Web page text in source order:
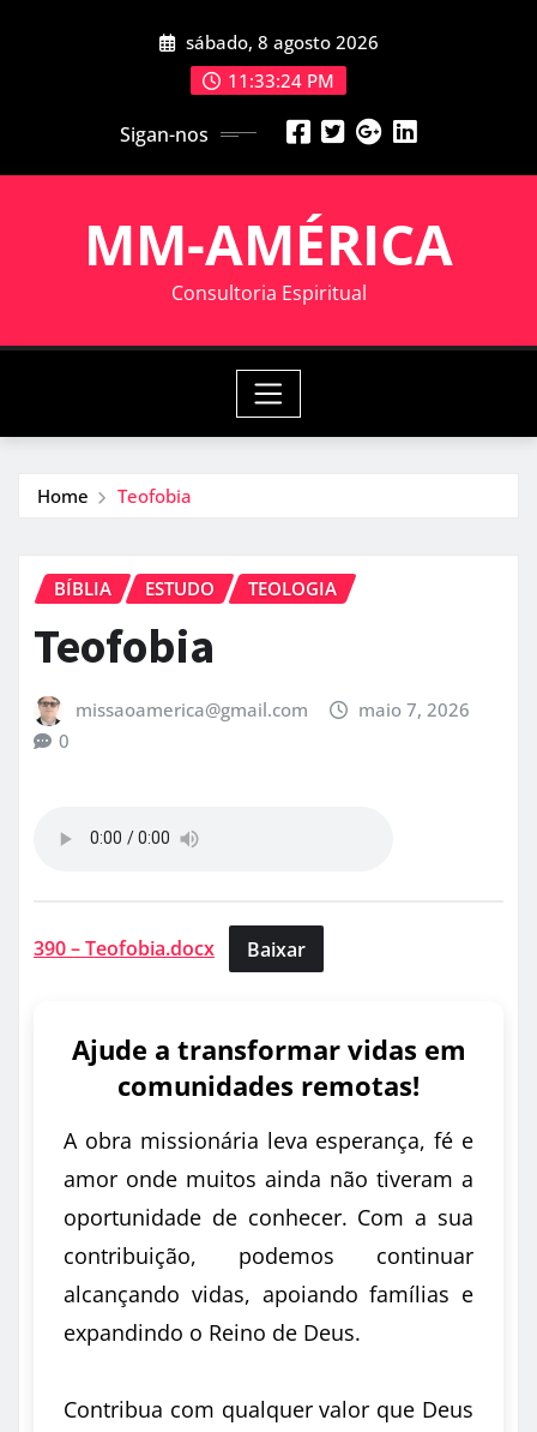
sábado, 8 agosto 2026
11:33:25 PM
Sigan-nos
MM-AMÉRICA
Consultoria Espiritual
Home Teofobia
BÍBLIA ESTUDO TEOLOGIA
Teofobia
missaoamerica@gmail.com
maio 7, 2026
0
390 – Teofobia.docx Baixar
Ajude a transformar vidas em
comunidades remotas!
A obra missionária leva esperança, fé e
amor onde muitos ainda não tiveram a
oportunidade de conhecer. Com a sua
contribuição, podemos continuar
alcançando vidas, apoiando famílias e
expandindo o Reino de Deus.
Contribua com qualquer valor que Deus